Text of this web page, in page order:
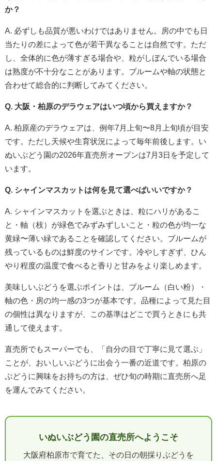
か？
A. 必ずしも品質が悪いわけではありません。房の中でも日
当たりの差によって色が若干異なることは自然です。ただ
し、全体的に色が薄すぎる場合や、粒がしぼんでいる場合
は熟度が不十分なことがあります。ブルームや軸の状態と
合わせて総合的に判断してみてください。
Q. 大阪・柏原のデラウェアはいつ頃から買えますか？
A. 柏原産のデラウェアは、例年7月上旬〜8月上旬頃が目安
です。ただし天候や生育状況によって毎年前後します。い
ぬいぶどう園の2026年直売所オープンは7月3日を予定して
います。
Q. シャインマスカットは何を見て選べばいいですか？
A. シャインマスカットを選ぶときは、粒にハリがあるこ
と・軸（枝）が緑色でみずみずしいこと・粒の色が均一な
黄緑〜薄い緑であることを確認してください。ブルームが
残っているものは鮮度のサインです。冷やしすぎず、ひん
やり程度の温度で食べると香りと甘みをより楽しめます。
美味しいぶどうを選ぶポイントは、ブルーム（白い粉）・
軸の色・房の均一感の3つが基本です。品種によって見た目
の個性は異なりますが、この基準はどこで買うときにも共
通して使えます。
直売所でもスーパーでも、「自分の目で丁寧に見て選ぶ」
ことが、おいしいぶどうに出会う一番の近道です。柏原の
ぶどうに興味をお持ちの方は、ぜひ旬の時期に直売所へ足
を運んでみてください。
いぬいぶどう園の直売所へようこそ
大阪府柏原市で育てた、その日の朝採りぶどうを